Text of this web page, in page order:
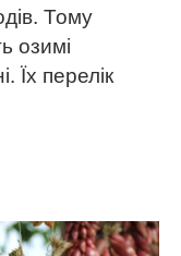
Тому
озимі
Їх перелік